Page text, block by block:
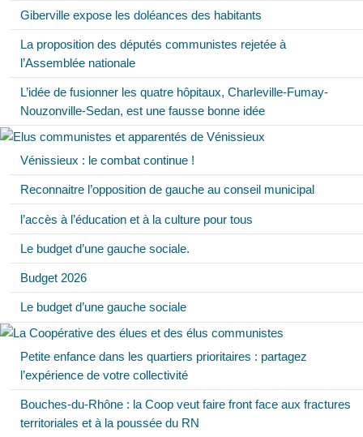
Giberville expose les doléances des habitants
La proposition des députés communistes rejetée à
l’Assemblée nationale
L’idée de fusionner les quatre hôpitaux, Charleville-Fumay-
Nouzonville-Sedan, est une fausse bonne idée
Vénissieux : le combat continue !
Reconnaitre l’opposition de gauche au conseil municipal
l’accès à l’éducation et à la culture pour tous
Le budget d’une gauche sociale.
Budget 2026
Le budget d’une gauche sociale
Petite enfance dans les quartiers prioritaires : partagez
l’expérience de votre collectivité
Bouches-du-Rhône : la Coop veut faire front face aux fractures
territoriales et à la poussée du RN